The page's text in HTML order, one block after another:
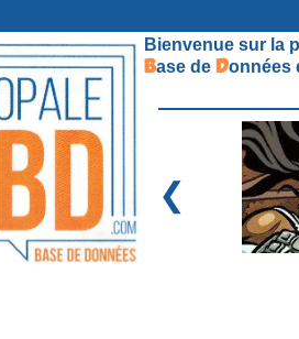
Bienvenue sur la
Base de Données
❮